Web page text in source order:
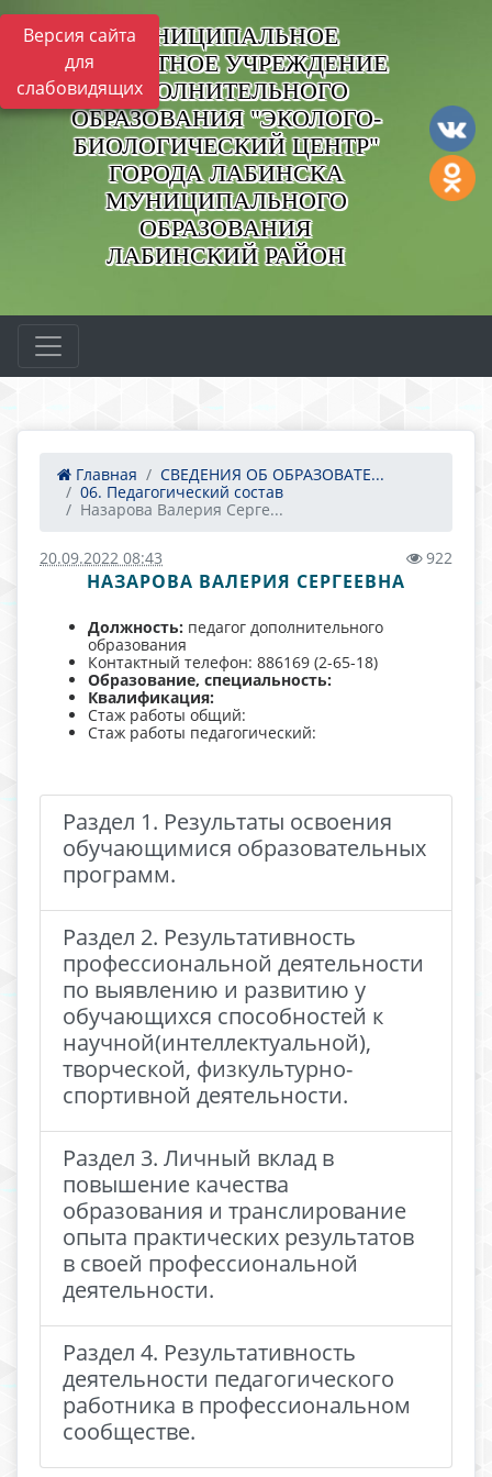
Версия сайта
для
слабовидящих
МУНИЦИПАЛЬНОЕ
БЮДЖЕТНОЕ УЧРЕЖДЕНИЕ
ДОПОЛНИТЕЛЬНОГО
ОБРАЗОВАНИЯ "ЭКОЛОГО-
БИОЛОГИЧЕСКИЙ ЦЕНТР"
ГОРОДА ЛАБИНСКА
МУНИЦИПАЛЬНОГО
ОБРАЗОВАНИЯ
ЛАБИНСКИЙ РАЙОН
Главная
СВЕДЕНИЯ ОБ ОБРАЗОВАТЕ...
06. Педагогический состав
Назарова Валерия Серге...
20.09.2022 08:43 922
НАЗАРОВА ВАЛЕРИЯ СЕРГЕЕВНА
Должность: педагог дополнительного
образования
Контактный телефон: 886169 (2-65-18)
Образование, специальность:
Квалификация:
Стаж работы общий:
Стаж работы педагогический:
Раздел 1. Результаты освоения
обучающимися образовательных
программ.
Раздел 2. Результативность
профессиональной деятельности
по выявлению и развитию у
обучающихся способностей к
научной(интеллектуальной),
творческой, физкультурно-
спортивной деятельности.
Раздел 3. Личный вклад в
повышение качества
образования и транслирование
опыта практических результатов
в своей профессиональной
деятельности.
Раздел 4. Результативность
деятельности педагогического
работника в профессиональном
сообществе.